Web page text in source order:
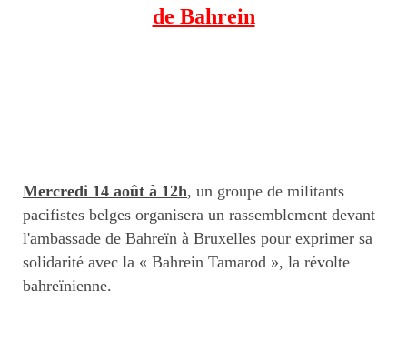
de Bahrein
Mercredi 14 août à 12h, un groupe de militants
pacifistes belges organisera un rassemblement devant
l'ambassade de Bahreïn à Bruxelles pour exprimer sa
solidarité avec la « Bahrein Tamarod », la révolte
bahreïnienne.